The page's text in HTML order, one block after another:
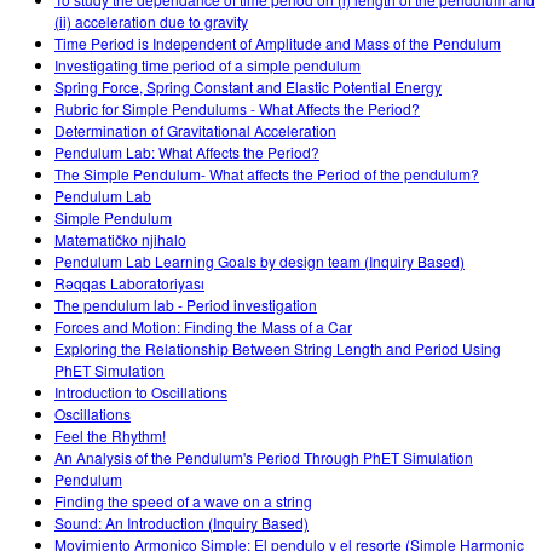
Teaching with PhET
DEIB w edukacji STEM
SceneryStack OSE
Raport o wpływie
(ii) acceleration due to gravity
Time Period is Independent of Amplitude and Mass of the Pendulum
Investigating time period of a simple pendulum
Spring Force, Spring Constant and Elastic Potential Energy
Rubric for Simple Pendulums - What Affects the Period?
Determination of Gravitational Acceleration
Pendulum Lab: What Affects the Period?
The Simple Pendulum- What affects the Period of the pendulum?
Pendulum Lab
Simple Pendulum
Matematičko njihalo
Pendulum Lab Learning Goals by design team (Inquiry Based)
Rəqqas Laboratoriyası
The pendulum lab - Period investigation
Forces and Motion: Finding the Mass of a Car
Exploring the Relationship Between String Length and Period Using
PhET Simulation
Introduction to Oscillations
Oscillations
Feel the Rhythm!
An Analysis of the Pendulum's Period Through PhET Simulation
Pendulum
Finding the speed of a wave on a string
Sound: An Introduction (Inquiry Based)
Movimiento Armonico Simple: El pendulo y el resorte (Simple Harmonic